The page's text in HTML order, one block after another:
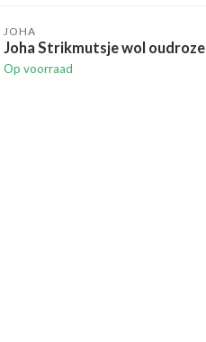
JOHA
Joha Strikmutsje wol oudroze
Op voorraad